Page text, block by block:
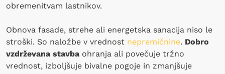
obremenitvam lastnikov.
Obnova fasade, strehe ali energetska sanacija niso le
stroški. So naložbe v vrednost nepremičnine. Dobro
vzdrževana stavba ohranja ali povečuje tržno
vrednost, izboljšuje bivalne pogoje in zmanjšuje